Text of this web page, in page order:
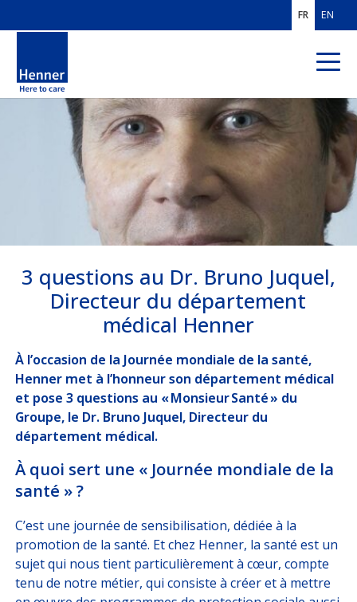
FR EN
QUI SOMMES- NOUS ?
EXPERTISES
CLIENTS MOBILITÉ INTERNATIONALE
SOLUTIONS PROSDE L'ASSURANCE
DÉCRYPTAGES
NOUSREJOINDRE
ESPACE CLIENT
ASSURÉ
ORGANISATION INTERNATIONALE
3 questions au Dr. Bruno Juquel,
Directeur du département
médical Henner
À l’occasion de la Journée mondiale de la santé,
Henner met à l’honneur son département médical
et pose 3 questions au « Monsieur Santé » du
Groupe, le Dr. Bruno Juquel, Directeur du
département médical.
À quoi sert une « Journée mondiale de la
santé » ?
C’est une journée de sensibilisation, dédiée à la
promotion de la santé. Et chez Henner, la santé est un
sujet qui nous tient particulièrement à cœur, compte
tenu de notre métier, qui consiste à créer et à mettre